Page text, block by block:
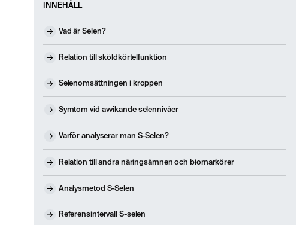
INNEHÅLL
Vad är Selen?
Relation till sköldkörtelfunktion
Selenomsättningen i kroppen
Symtom vid avvikande selennivåer
Varför analyserar man S-Selen?
Relation till andra näringsämnen och biomarkörer
Analysmetod S-Selen
Referensintervall S-selen